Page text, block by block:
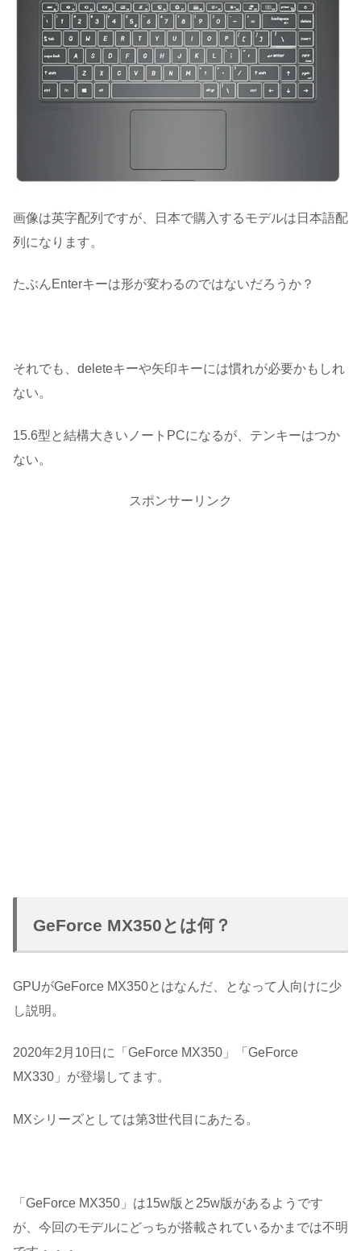
画像は英字配列ですが、日本で購入するモデルは日本語配
列になります。
たぶんEnterキーは形が変わるのではないだろうか？
それでも、deleteキーや矢印キーには慣れが必要かもしれ
ない。
15.6型と結構大きいノートPCになるが、テンキーはつか
ない。
スポンサーリンク
GeForce MX350とは何？
GPUがGeForce MX350とはなんだ、となって人向けに少
し説明。
2020年2月10日に「GeForce MX350」「GeForce
MX330」が登場してます。
MXシリーズとしては第3世代目にあたる。
「GeForce MX350」は15w版と25w版があるようです
が、今回のモデルにどっちが搭載されているかまでは不明